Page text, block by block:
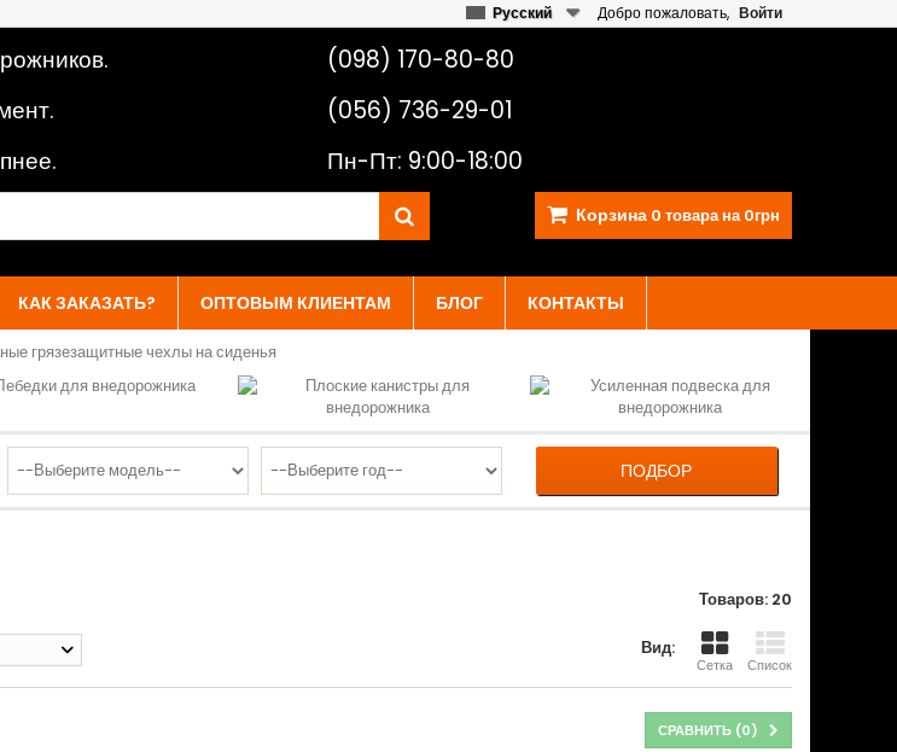
Добро пожаловать, Войти
Русский
(098) 170-80-80
(056) 736-29-01
Пн-Пт: 9:00-18:00
Корзина 0 товара на 0грн
КАК ЗАКАЗАТЬ? ОПТОВЫМ КЛИЕНТАМ БЛОГ КОНТАКТЫ
ПОДБОР
Товаров: 20
Вид:
Сетка Список
СРАВНИТЬ (0)